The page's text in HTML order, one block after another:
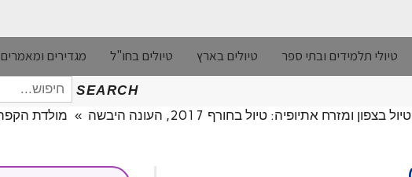
טיולי תלמידים ובתי ספר טיולים בארץ טיולים בחו"ל מגדירים ומאמרים
SEARCH
חיפוש
עבור:
טיול בצפון ומזרח אתיופיה: טיול בחורף 2017, העונה היבשה »